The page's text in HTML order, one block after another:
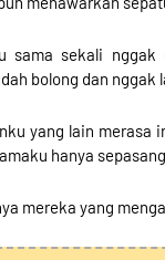
sama sekali nggak
bolong dan nggak
yang lain merasa
hanya
mereka yang